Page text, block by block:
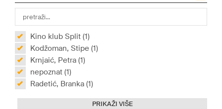
Kino klub Split (1)
Kodžoman, Stipe (1)
Krnjaić, Petra (1)
nepoznat (1)
Radetić, Branka (1)
PRIKAŽI VIŠE